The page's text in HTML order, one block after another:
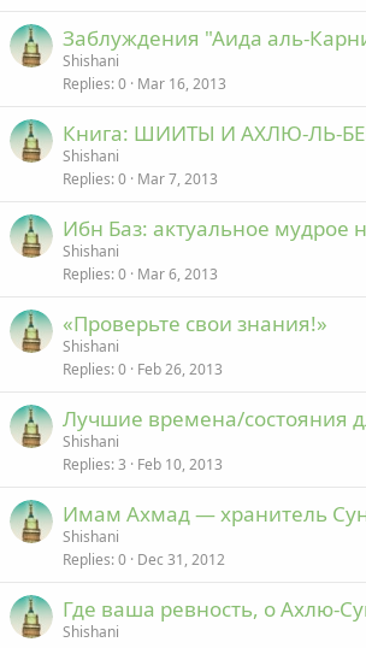
Заблуждения "Аида аль-
Shishani
Replies 0 Mar 16, 2013
Книга: ШИИТЫ И АХЛЮ-ЛЬ-
Shishani
Replies 0 Mar 7, 2013
Ибн Баз: актуальное мудрое
Shishani
Replies 0 Mar 6, 2013
«Проверьте свои знания!»
Shishani
Replies 0 Feb 26, 2013
Лучшие времена/состояния
Shishani
Replies 3 Feb 10, 2013
Имам Ахмад — хранитель
Shishani
Replies 0 Dec 31, 2012
Где ваша ревность, о Ахлю-
Shishani